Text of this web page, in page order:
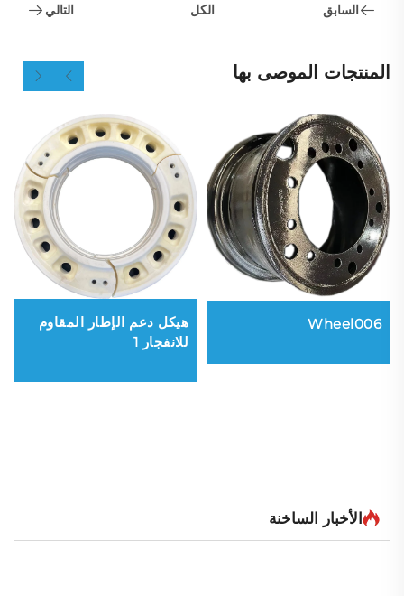
السابق الكل التالي
المنتجات الموصى بها
Wheel006
هيكل دعم الإطار المقاوم
للانفجار 1
الأخبار الساخنة